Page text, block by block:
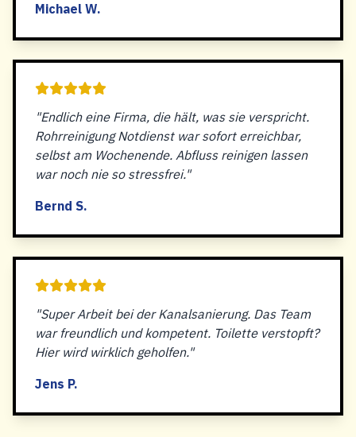
Michael W.
"Endlich eine Firma, die hält, was sie verspricht.
Rohrreinigung Notdienst war sofort erreichbar,
selbst am Wochenende. Abfluss reinigen lassen
war noch nie so stressfrei."
Bernd S.
"Super Arbeit bei der Kanalsanierung. Das Team
war freundlich und kompetent. Toilette verstopft?
Hier wird wirklich geholfen."
Jens P.